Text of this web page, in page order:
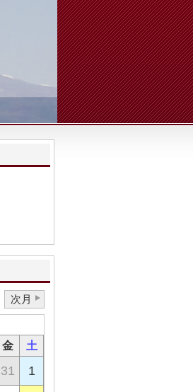
次月
金 土
31 1